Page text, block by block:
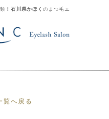
！ 石川県かほく のまつ毛エ
覧へ戻る